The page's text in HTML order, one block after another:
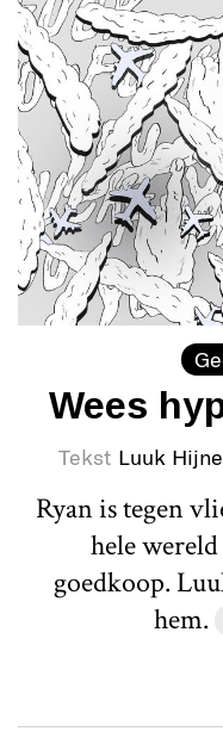
Wees
Tekst Luuk Hijne
Ryan is tegen
hele
goedkoop.
hem.